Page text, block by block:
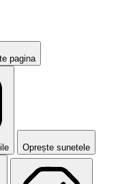
pagina
Oprește sunetele